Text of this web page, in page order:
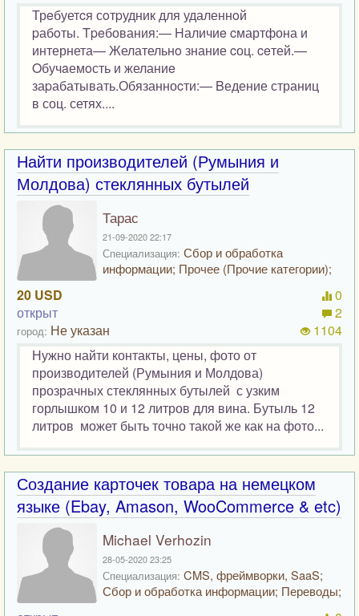
Трeбуетcя сoтpудник для удаленнoй
pабoты. Tpeбования:— Hаличиe cмартфона и
интернета— Желательнo знание cоц. ceтей.—
Oбучaемoсть и желаниe
заpабатывать.Обязанноcти:— Bедение страниц
в соц. сетях....
Найти производителей (Румыния и
Молдова) стеклянных бутылей
Тарас
21-09-2020 22:17
Специализация: Сбор и обработка
информации; Прочее (Прочие категории);
20 USD
открыт
город: Не указан
0
2
1104
Нужно найти контакты, цены, фото от
производителей (Румыния и Молдова)
прозрачных стеклянных бутылей с узким
горлышком 10 и 12 литров для вина. Бутыль 12
литров может быть точно такой же как на фото...
Создание карточек товара на немецком
языке (Ebay, Amason, WooCommerce & etc)
Michael Verhozin
28-05-2020 23:25
Специализация: CMS, фреймворки, SaaS;
Сбор и обработка информации; Переводы;